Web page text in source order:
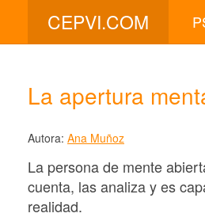
CEPVI.COM
La apertura
Autora: Ana Muñoz
La persona de mente
cuenta, las analiza y es
realidad.